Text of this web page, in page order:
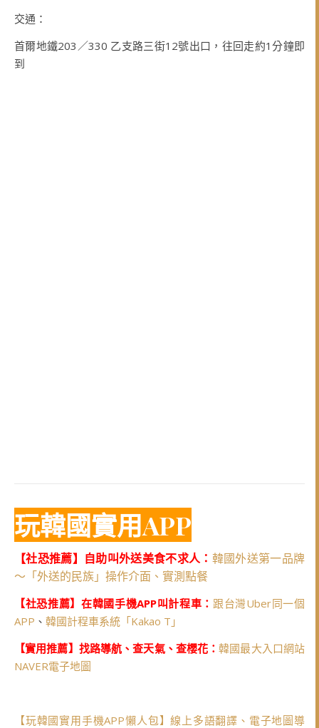
交通：
首爾地鐵203／330 乙支路三街12號出口，往回走約1分鐘即
到
玩韓國實用APP
【社恐推薦】自助叫外送美食不求人： 韓國外送第一品牌
～「外送的民族」操作介面、實測點餐
【社恐推薦】在韓國手機APP叫計程車： 跟台灣Uber同一個
APP 、 韓國計程車系統「Kakao T」
【實用推薦】找路導航、查天氣、查櫻花：韓國最大入口網站
NAVER電子地圖
【玩韓國實用手機APP懶人包】線上多語翻譯、電子地圖導